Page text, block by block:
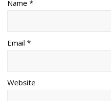
Name *
Email *
Website